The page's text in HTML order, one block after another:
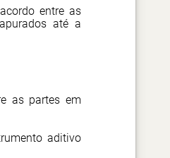
entre as
até a
as partes em
aditivo